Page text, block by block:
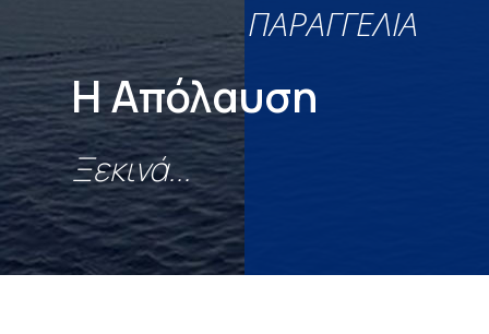
ΠΑΡΑΓΓΕΛΊΑ
Η Απόλαυση
Ξεκινά...